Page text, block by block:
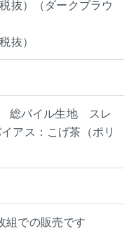
抜）（ダークブラウ
抜）
パイル生地 スレ
ス：こげ茶（ポリ
組での販売です